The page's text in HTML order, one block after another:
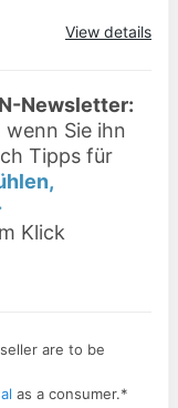
View details
Newsletter:
wenn Sie ihn
Tipps für
Klick
are to be
as a consumer.*